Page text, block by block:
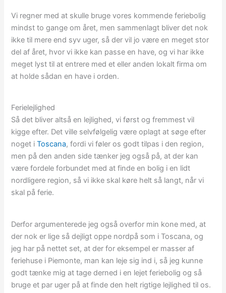
Vi regner med at skulle bruge vores kommende feriebolig
mindst to gange om året, men sammenlagt bliver det nok
ikke til mere end syv uger, så der vil jo være en meget stor
del af året, hvor vi ikke kan passe en have, og vi har ikke
meget lyst til at entrere med et eller anden lokalt firma om
at holde sådan en have i orden.
Ferielejlighed
Så det bliver altså en lejlighed, vi først og fremmest vil
kigge efter. Det ville selvfølgelig være oplagt at søge efter
noget iToscana, fordi vi føler os godt tilpas i den region,
men på den anden side tænker jeg også på, at der kan
være fordele forbundet med at finde en bolig i en lidt
nordligere region, så vi ikke skal køre helt så langt, når vi
skal på ferie.
Derfor argumenterede jeg også overfor min kone med, at
der nok er lige så dejligt oppe nordpå som i Toscana, og
jeg har på nettet set, at der for eksempel er masser af
feriehuse i Piemonte, man kan leje sig ind i, så jeg kunne
godt tænke mig at tage derned i en lejet feriebolig og så
bruge et par uger på at finde den helt rigtige lejlighed til os.